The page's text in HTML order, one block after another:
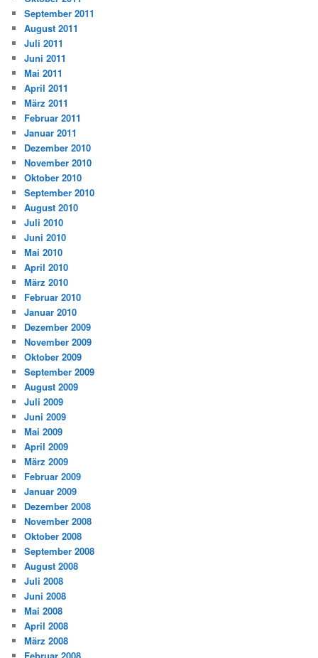
September 2011
August 2011
Juli 2011
Juni 2011
Mai 2011
April 2011
März 2011
Februar 2011
Januar 2011
Dezember 2010
November 2010
Oktober 2010
September 2010
August 2010
Juli 2010
Juni 2010
Mai 2010
April 2010
März 2010
Februar 2010
Januar 2010
Dezember 2009
November 2009
Oktober 2009
September 2009
August 2009
Juli 2009
Juni 2009
Mai 2009
April 2009
März 2009
Februar 2009
Januar 2009
Dezember 2008
November 2008
Oktober 2008
September 2008
August 2008
Juli 2008
Juni 2008
Mai 2008
April 2008
März 2008
Februar 2008